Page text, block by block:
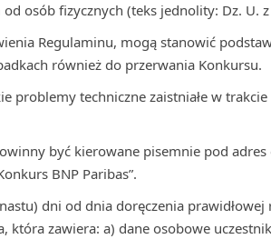
osób fizycznych (teks jednolity: Dz. U.
Regulaminu, mogą stanowić
również do przerwania Konkursu.
problemy techniczne zaistniałe w
być kierowane pisemnie pod adres
BNP Paribas”.
dni od dnia doręczenia prawidłowej
która zawiera: a) dane osobowe